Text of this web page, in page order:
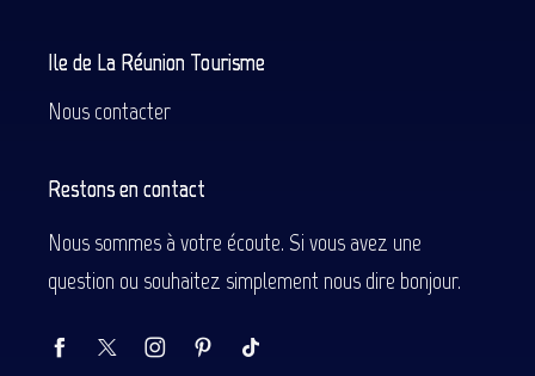
Ile de La Réunion Tourisme
Nous contacter
Restons en contact
Nous sommes à votre écoute. Si vous avez une
question ou souhaitez simplement nous dire bonjour.